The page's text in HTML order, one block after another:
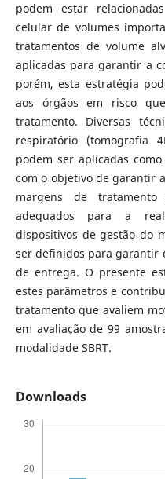
podem estar
celular de volumes
tratamentos de volume
aplicadas para garantir a
porém, esta estratégia
aos órgãos em risco
tratamento. Diversas
respiratório (tomografia
podem ser aplicadas
com o objetivo de garantir
margens de tratamento
adequados para a
dispositivos de gestão do
ser definidos para garantir
de entrega. O presente
estes parâmetros e
tratamento que avaliem
em avaliação de 99
modalidade SBRT.
Downloads